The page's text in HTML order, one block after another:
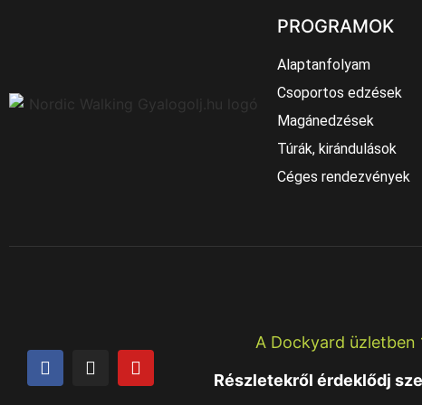
PROGRAMOK
Alaptanfolyam
Csoportos edzések
Magánedzések
Túrák, kirándulások
Céges rendezvények
A Dockyard üzletben
Részletekről érdeklődj